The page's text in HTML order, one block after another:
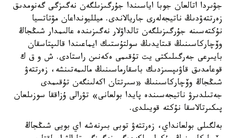
جۋىردا اتالعان جوبا اياسىندا جۇرگىزىلگەن نەگىزگى گەنومدىق
زەرتتەۋدىڭ ناتيجەلەرى جاريالاندى. ميلليونداعان مۋتاتسيا
نۇكتەسىنە جۇرگىزىلگەن تالداۋلار نەگىزىندە عالىمدار شىڭجاڭ
وۆچاركاسىنىڭ قىتايدىڭ سولتۇستىك ايماعىندا قالىپتاسقان
بايىرعى جەرگىلىكتى يت تۇقىمى ەكەنىن راستادى. ش و ق ك
قوعامدىق قاۋىپسىزدىك باسقارماسىنىڭ مالىمەتىنشە، زەرتتەۋ
شىڭجاڭ وۆچاركاسىنىڭ «سىرتتان اكەلىنگەن تۇقىمدى
جەتىلدىرۋ ناتيجەسىندە پايدا بولعانى» تۋرالى ۇزاققا سوزىلعان
پىكىرتالاسقا نۇكتە قويىلدى.
بەلگىلى بولعانداي، زەرتتەۋ توبى بىرنەشە اي بويى شىڭجاڭ